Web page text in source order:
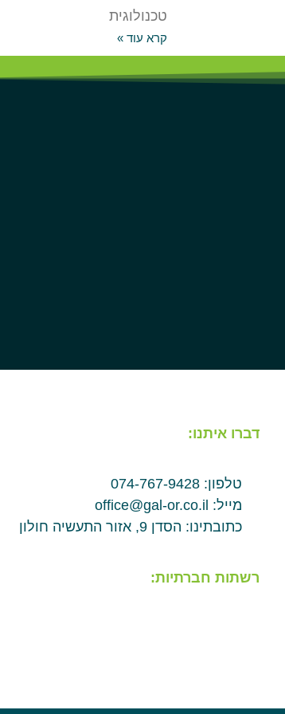
טכנולוגית
קרא עוד »
דברו איתנו:
טלפון: 074-767-9428
מייל: office@gal-or.co.il
כתובתינו: הסדן 9, אזור התעשיה חולון
רשתות חברתיות: